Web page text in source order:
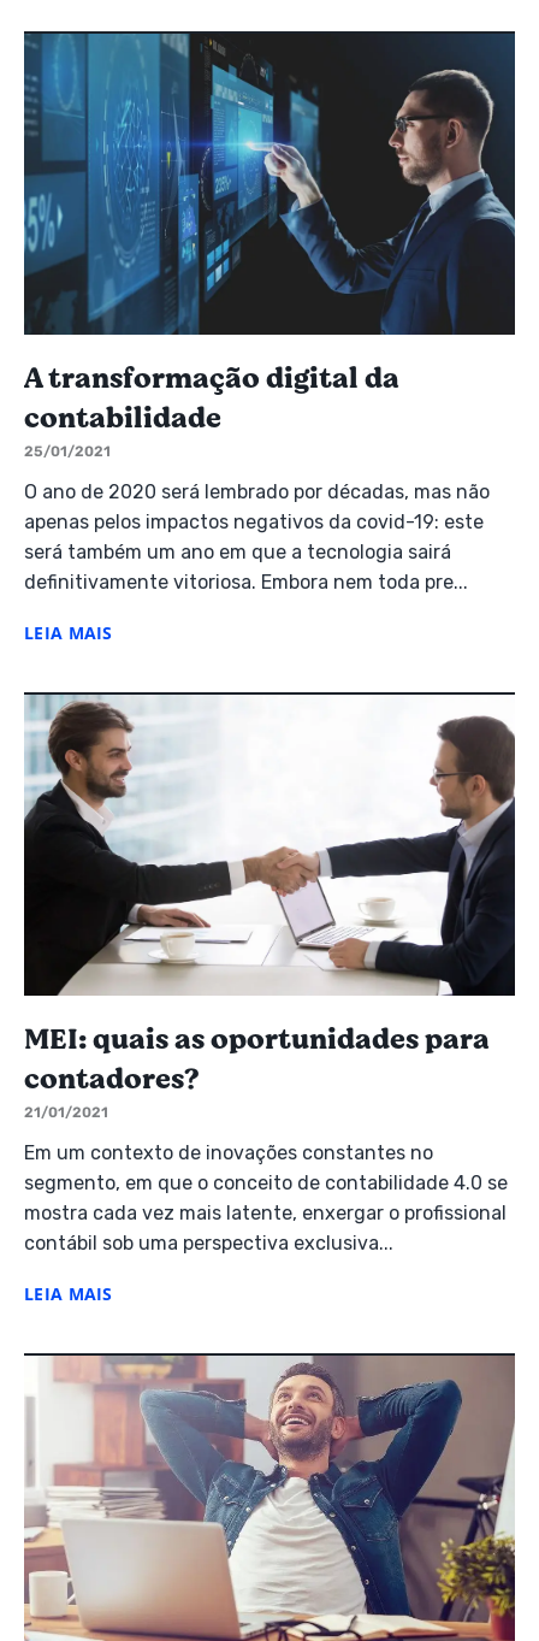
A transformação digital da
contabilidade
25/01/2021
O ano de 2020 será lembrado por décadas, mas não
apenas pelos impactos negativos da covid-19: este
será também um ano em que a tecnologia sairá
definitivamente vitoriosa. Embora nem toda pre...
LEIA MAIS
MEI: quais as oportunidades para
contadores?
21/01/2021
Em um contexto de inovações constantes no
segmento, em que o conceito de contabilidade 4.0 se
mostra cada vez mais latente, enxergar o profissional
contábil sob uma perspectiva exclusiva...
LEIA MAIS